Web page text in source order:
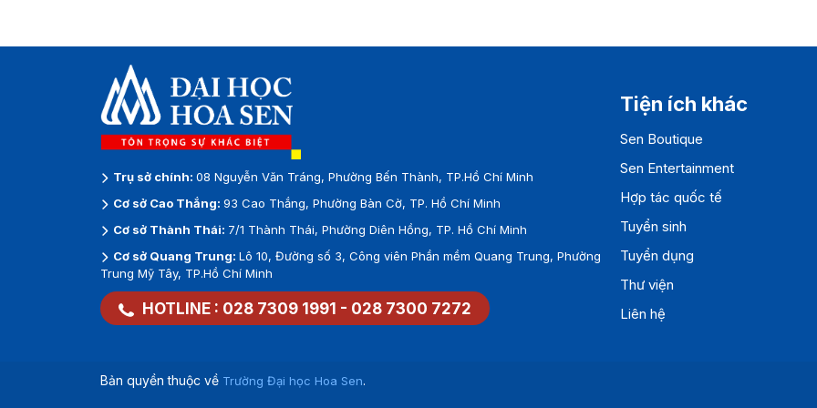
Trụ sở chính: 08 Nguyễn Văn Tráng, Phường Bến Thành, TP.Hồ Chí Minh
Cơ sở Cao Thắng: 93 Cao Thắng, Phường Bàn Cờ, TP. Hồ Chí Minh
Cơ sở Thành Thái: 7/1 Thành Thái, Phường Diên Hồng, TP. Hồ Chí Minh
Cơ sở Quang Trung: Lô 10, Đường số 3, Công viên Phần mềm Quang Trung, Phường
Trung Mỹ Tây, TP.Hồ Chí Minh
HOTLINE : 028 7309 1991 - 028 7300 7272
Tiện ích khác
Sen Boutique
Sen Entertainment
Hợp tác quốc tế
Tuyển sinh
Tuyển dụng
Thư viện
Liên hệ
Bản quyền thuộc về Trường Đại học Hoa Sen.